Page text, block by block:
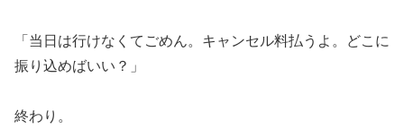
「当日は行けなくてごめん。キャンセル料払うよ。どこに
振り込めばいい？」
終わり。